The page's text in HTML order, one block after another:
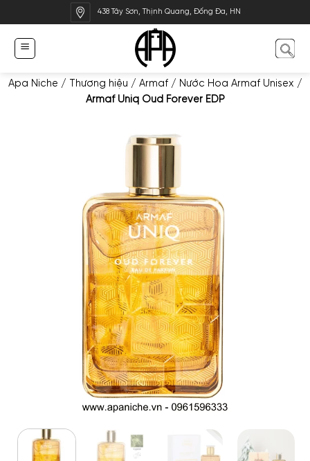
qua
dung
438 Tây Sơn, Thịnh Quang, Đống Đa, HN
Apa Niche / Thương hiệu / Armaf/ Nước Hoa Armaf Unisex /
Armaf Uniq Oud Forever EDP